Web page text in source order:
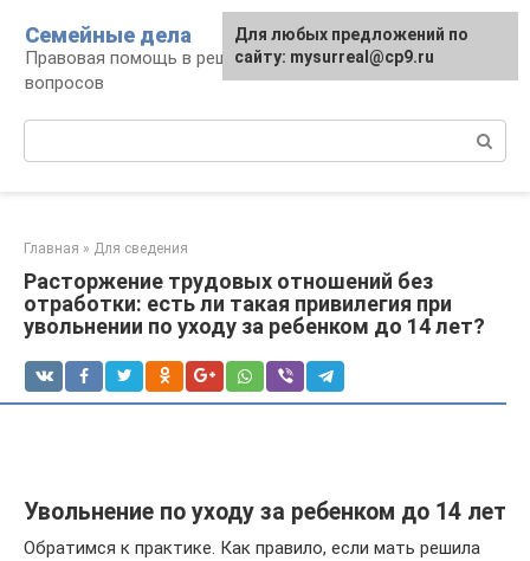
контенту
Семейные дела
Правовая помощь в решении семейных
вопросов
Главная » Для сведения
Расторжение трудовых отношений без
отработки: есть ли такая привилегия при
увольнении по уходу за ребенком до 14 лет?
Увольнение по уходу за ребенком до 14 лет
Обратимся к практике. Как правило, если мать решила
Для любых предложений по
сайту: mysurreal@cp9.ru